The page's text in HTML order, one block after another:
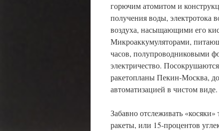
горючим атомитом и
получения воды, электротока
воздуха, насыщающими его
Микроаккумуляторами,
часов, полупроводниковыми
электричество.
ракетопланы Пекин-Москва,
автоматизацией в чистом
Забавно отслеживать
ракеты, или 15-процентов